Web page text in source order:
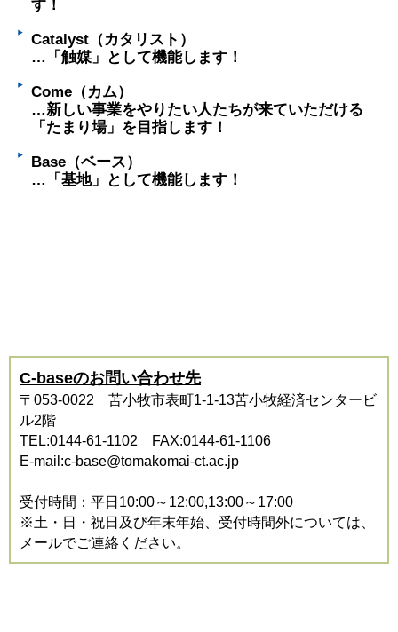
す！
Catalyst（カタリスト）
…「触媒」として機能します！
Come（カム）
…新しい事業をやりたい人たちが来ていただける
「たまり場」を目指します！
Base（ベース）
…「基地」として機能します！
C-baseのお問い合わせ先
〒053-0022 苫小牧市表町1-1-13苫小牧経済センタービ
ル2階
TEL:0144-61-1102 FAX:0144-61-1106
E-mail:c-base@tomakomai-ct.ac.jp
受付時間：平日10:00～12:00,13:00～17:00
※土・日・祝日及び年末年始、受付時間外については、
メールでご連絡ください。